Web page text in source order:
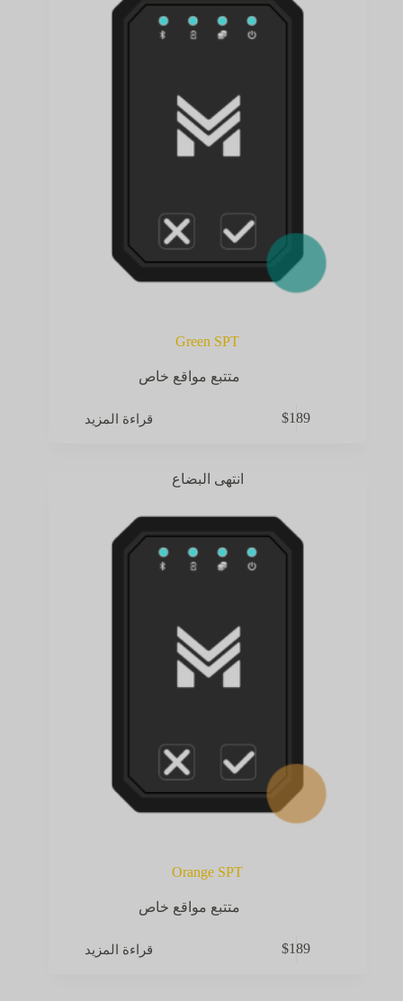
Green SPT
متتبع مواقع خاص
$189 قراءة المزيد
انتهى البضاع
Orange SPT
متتبع مواقع خاص
$189 قراءة المزيد